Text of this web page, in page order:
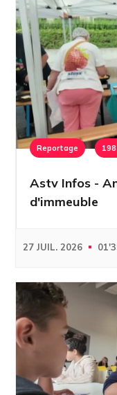
Reportage
Astv Infos -
d'immeuble
27 JUIL. 2026